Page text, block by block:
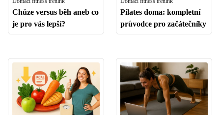
Chůze versus běh aneb co
je pro vás lepší?
Pilates doma: kompletní
průvodce pro začátečníky